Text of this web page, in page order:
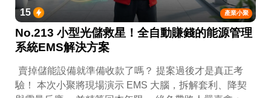
產業小聚
15
No.213 小型光儲救星！全自動賺錢的能源管理
系統EMS解決方案
賣掉儲能設備就準備收款了嗎？ 提案過後才是真正考
驗！ 本次小聚將現場演示 EMS 大腦，拆解套利、降契